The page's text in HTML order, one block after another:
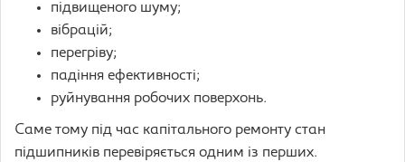
підвищеного шуму;
вібрацій;
перегріву;
падіння ефективності;
руйнування робочих поверхонь.
Саме тому під час капітального ремонту стан
підшипників перевіряється одним із перших.